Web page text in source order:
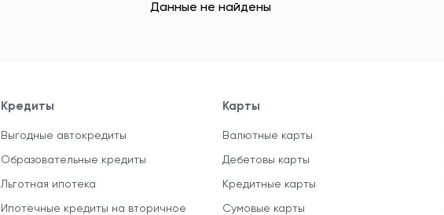
Данные не найдены
Кредиты
Выгодные автокредиты
Образовательные кредиты
Льготная ипотека
Ипотечные кредиты на вторичное
Карты
Валютные карты
Дебетовы карты
Кредитные карты
Сумовые карты